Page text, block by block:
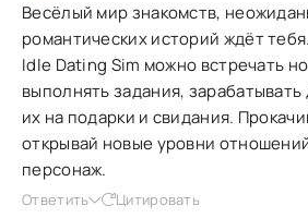
Весёлый мир знакомств,
романтических историй ждёт
Idle Dating Sim можно встречать
выполнять задания, зарабатывать
их на подарки и свидания.
открывай новые уровни
персонаж.
Ответить Цитировать